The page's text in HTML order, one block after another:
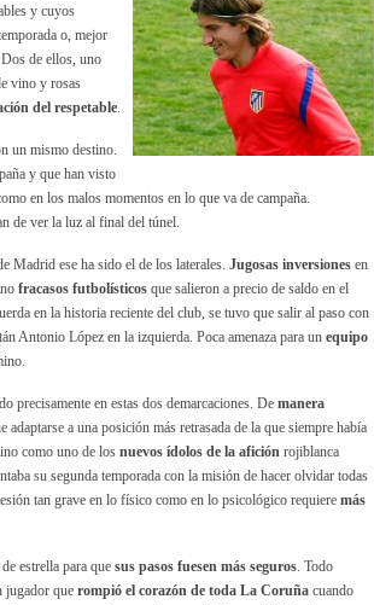
y cuyos
o, mejor
de ellos, uno
vino y rosas
del respetable.
un mismo destino.
y que han visto
en los malos momentos en lo que va de campaña.
de ver la luz al final del túnel.
Madrid ese ha sido el de los laterales. Jugosas inversiones en
fracasos futbolísticos que salieron a precio de saldo en el
en la historia reciente del club, se tuvo que salir al paso con
Antonio López en la izquierda. Poca amenaza para un equipo
precisamente en estas dos demarcaciones. De manera
a una posición más retrasada de la que siempre había
como uno de los nuevos ídolos de la afición rojiblanca
su segunda temporada con la misión de hacer olvidar todas
tan grave en lo físico como en lo psicológico requiere más
estrella para que sus pasos fuesen más seguros. Todo
jugador que rompió el corazón de toda La Coruña cuando